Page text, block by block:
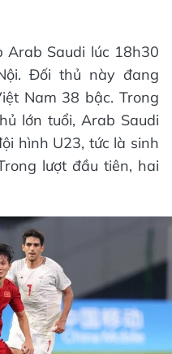
Arab Saudi lúc 18h30
Đối thủ này đang
Nam 38 bậc. Trong
lớn tuổi, Arab Saudi
hình U23, tức là sinh
lượt đầu tiên, hai